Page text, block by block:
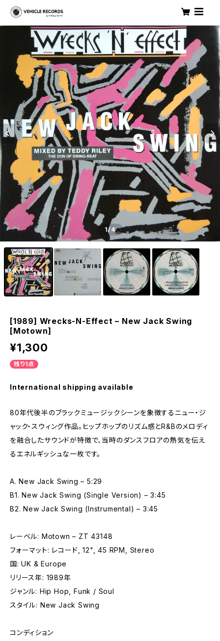
1/4
[1989] Wrecks-N-Effect – New Jack Swing
[Motown]
¥1,300
残り1点
International shipping available
80年代後半のブラックミュージックシーンを象徴するニュー・ジ
ャック・スウィング作品。ヒップホップのリズム感とR&Bのメロディ
を融合したサウンドが特徴で、当時のダンスフロアの熱気を伝え
るエネルギッシュな一枚です。
A. New Jack Swing – 5:29
B1. New Jack Swing (Single Version) – 3:45
B2. New Jack Swing (Instrumental) – 3:45
レーベル: Motown – ZT 43148
フォーマット: レコード, 12", 45 RPM, Stereo
国: UK & Europe
リリース年: 1989年
ジャンル: Hip Hop, Funk / Soul
スタイル: New Jack Swing
コンディション